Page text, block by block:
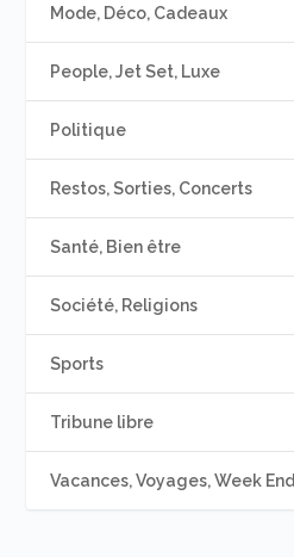
Mode, Déco, Cadeaux
People, Jet Set, Luxe
Politique
Restos, Sorties, Concerts
Santé, Bien être
Société, Religions
Sports
Tribune libre
Vacances, Voyages, Week End